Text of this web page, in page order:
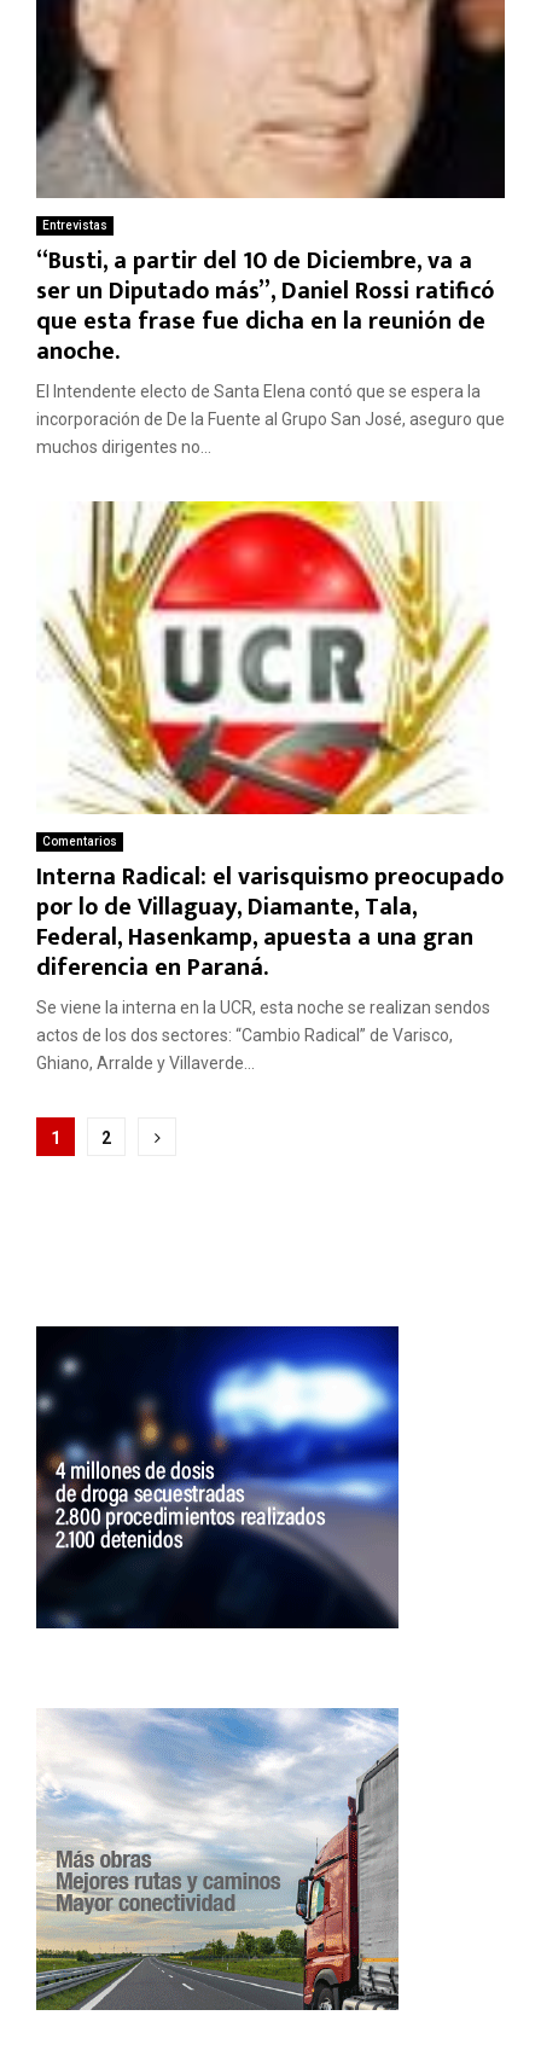
Entrevistas
“Busti, a partir del 10 de Diciembre, va a
ser un Diputado más”, Daniel Rossi ratificó
que esta frase fue dicha en la reunión de
anoche.
El Intendente electo de Santa Elena contó que se espera la
incorporación de De la Fuente al Grupo San José, aseguro que
muchos dirigentes no...
Comentarios
Interna Radical: el varisquismo preocupado
por lo de Villaguay, Diamante, Tala,
Federal, Hasenkamp, apuesta a una gran
diferencia en Paraná.
Se viene la interna en la UCR, esta noche se realizan sendos
actos de los dos sectores: “Cambio Radical” de Varisco,
Ghiano, Arralde y Villaverde...
Paginación
1 2